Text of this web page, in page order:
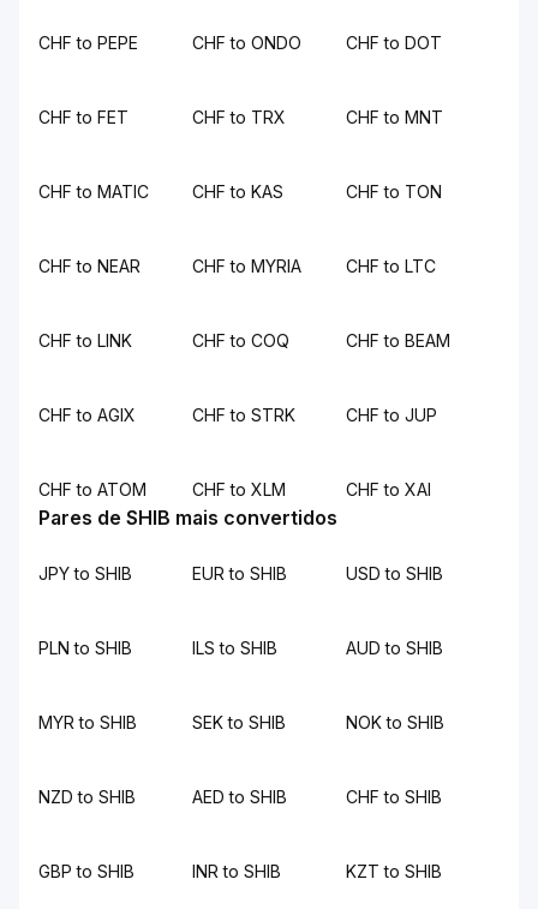
CHF to PEPE CHF to ONDO CHF to DOT
CHF to FET CHF to TRX CHF to MNT
CHF to MATIC CHF to KAS CHF to TON
CHF to NEAR CHF to MYRIA CHF to LTC
CHF to LINK CHF to COQ CHF to BEAM
CHF to AGIX CHF to STRK CHF to JUP
CHF to ATOM CHF to XLM CHF to XAI
Pares de SHIB mais convertidos
JPY to SHIB EUR to SHIB USD to SHIB
PLN to SHIB ILS to SHIB AUD to SHIB
MYR to SHIB SEK to SHIB NOK to SHIB
NZD to SHIB AED to SHIB CHF to SHIB
GBP to SHIB INR to SHIB KZT to SHIB